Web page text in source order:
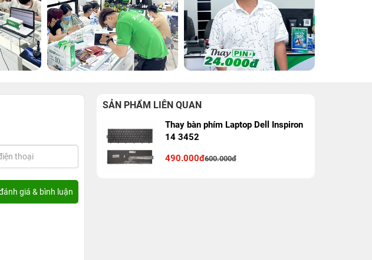
SẢN PHẨM LIÊN QUAN
Thay bàn phím Laptop Dell Inspiron
14 3452
490.000đ600.000đ